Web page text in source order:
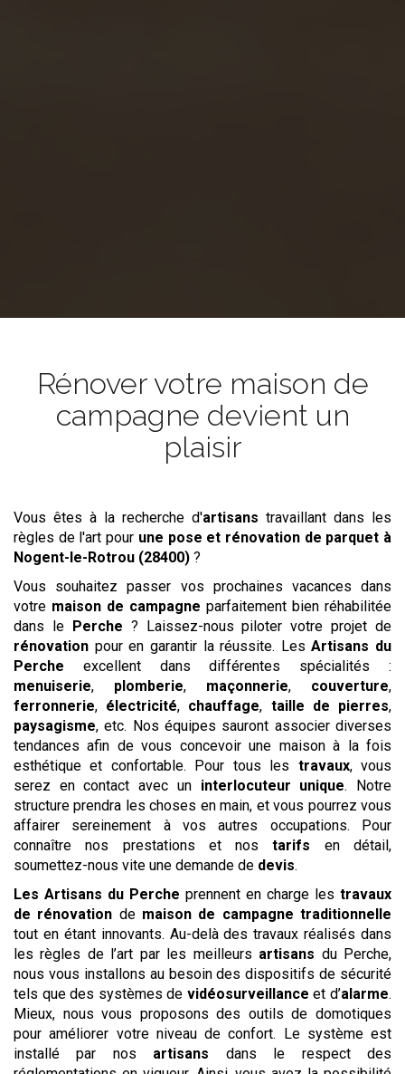
Rénover votre maison de
campagne devient un
plaisir
Vous êtes à la recherche d'artisans travaillant dans les
règles de l'art pour une pose et rénovation de parquet à
Nogent-le-Rotrou (28400) ?
Vous souhaitez passer vos prochaines vacances dans
votre maison de campagne parfaitement bien réhabilitée
dans le Perche ? Laissez-nous piloter votre projet de
rénovation pour en garantir la réussite. LesArtisans du
Perche excellent dans différentes spécialités :
menuiserie, plomberie, maçonnerie, couverture,
ferronnerie, électricité, chauffage, taille de pierres,
paysagisme, etc. Nos équipes sauront associer diverses
tendances afin de vous concevoir une maison à la fois
esthétique et confortable. Pour tous les travaux, vous
serez en contact avec un interlocuteur unique. Notre
structure prendra les choses en main, et vous pourrez vous
affairer sereinement à vos autres occupations. Pour
connaître nos prestations et nostarifs en détail,
soumettez-nous vite une demande de devis.
Les Artisans du Perche prennent en charge les travaux
de rénovation de maison de campagne traditionnelle
tout en étant innovants. Au-delà des travaux réalisés dans
les règles de l’art par les meilleurs artisans du Perche,
nous vous installons au besoin des dispositifs de sécurité
tels que des systèmes de vidéosurveillance et d’alarme.
Mieux, nous vous proposons des outils de domotiques
pour améliorer votre niveau de confort. Le système est
installé par nos artisans dans le respect des